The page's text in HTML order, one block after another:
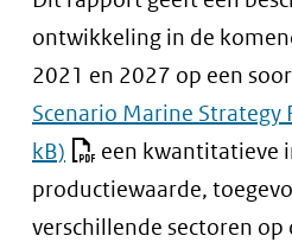
ontwikkeling in de
2021 en 2027 op een
Scenario Marine Strategy
kB)
een kwantitatieve
productiewaarde,
verschillende sectoren op